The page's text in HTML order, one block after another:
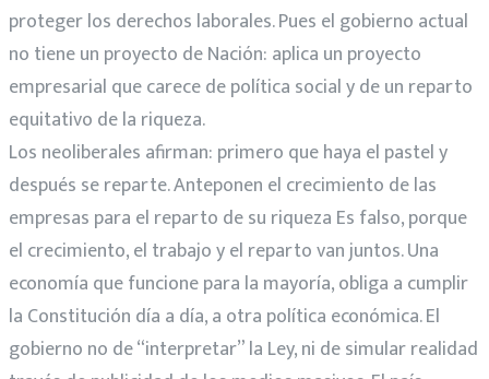
proteger los derechos laborales. Pues el gobierno actual
no tiene un proyecto de Nación: aplica un proyecto
empresarial que carece de política social y de un reparto
equitativo de la riqueza.
Los neoliberales afirman: primero que haya el pastel y
después se reparte. Anteponen el crecimiento de las
empresas para el reparto de su riqueza Es falso, porque
el crecimiento, el trabajo y el reparto van juntos. Una
economía que funcione para la mayoría, obliga a cumplir
la Constitución día a día, a otra política económica. El
gobierno no de “interpretar” la Ley, ni de simular realidad